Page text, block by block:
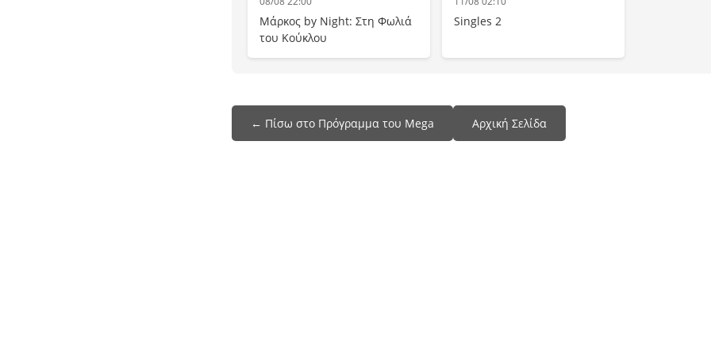
Μάρκος by Night: Στη Φωλιά
του Κούκλου
Singles 2
← Πίσω στο Πρόγραμμα του Mega Αρχική Σελίδα